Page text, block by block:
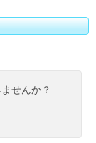
せんか？